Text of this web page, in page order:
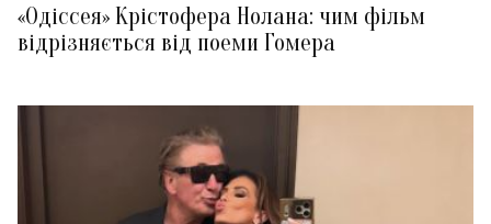
«Одіссея» Крістофера Нолана: чим фільм
відрізняється від поеми Гомера